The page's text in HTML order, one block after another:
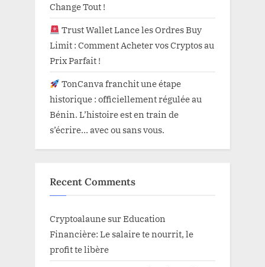
Change Tout !
Trust Wallet Lance les Ordres Buy
Limit : Comment Acheter vos Cryptos au
Prix Parfait !
TonCanva franchit une étape
historique : officiellement régulée au
Bénin. L’histoire est en train de
s’écrire… avec ou sans vous.
Recent Comments
Cryptoalaune surEducation
Financière: Le salaire te nourrit, le
profit te libère